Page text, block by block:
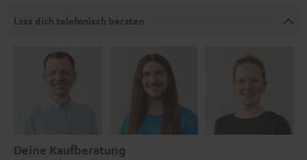
Lass dich telefonisch beraten
Deine Kaufberatung